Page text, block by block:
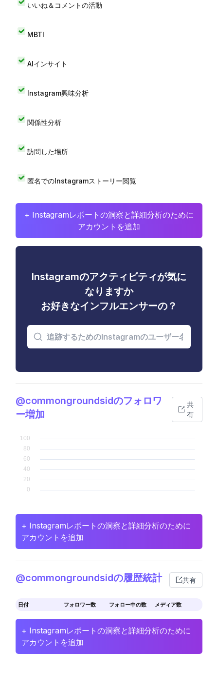
いいね＆コメントの活動
MBTI
AIインサイト
Instagram興味分析
関係性分析
訪問した場所
匿名でのInstagramストーリー閲覧
+ Instagramレポートの洞察と詳細分析のために
アカウントを追加
Instagramのアクティビティが気に
なりますか
お好きなインフルエンサーの？
@commongroundsidのフォロワ
ー増加
共
有
+ Instagramレポートの洞察と詳細分析のために
アカウントを追加
@commongroundsidの履歴統計 共有
日付 フォロワー数 フォロー中の数 メディア数
+ Instagramレポートの洞察と詳細分析のために
アカウントを追加